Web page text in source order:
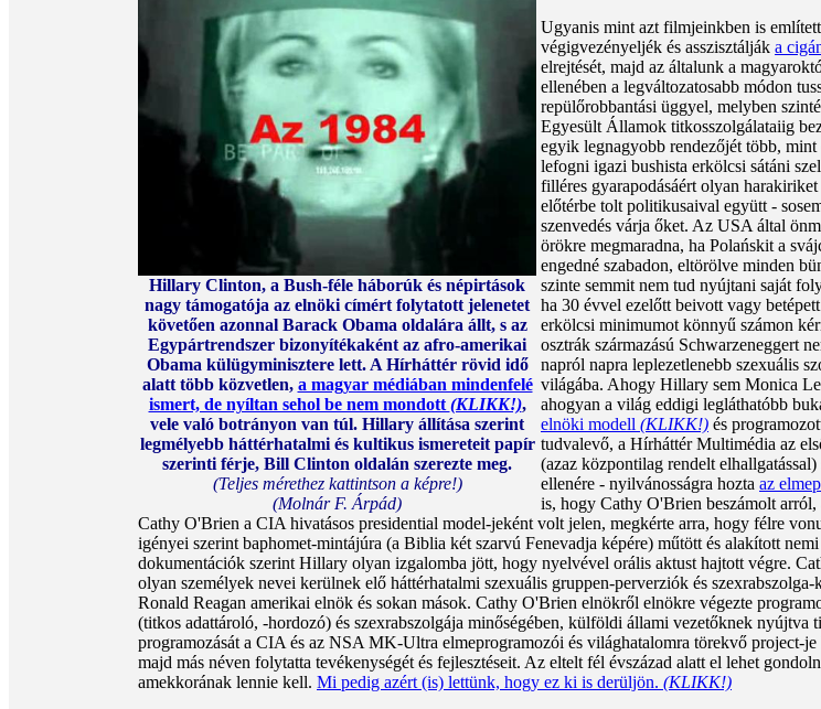
Hillary Clinton, a Bush-féle háborúk és népirtások
nagy támogatója az elnöki címért folytatott jelenetet
követően azonnal Barack Obama oldalára állt, s az
Egypártrendszer bizonyítékaként az afro-amerikai
Obama külügyminisztere lett. A Hírháttér rövid idő
alatt több közvetlen, a magyar médiában mindenfelé
ismert, de nyíltan sehol be nem mondott (KLIKK!),
vele való botrányon van túl. Hillary állítása szerint
legmélyebb háttérhatalmi és kultikus ismereteit papír
szerinti férje, Bill Clinton oldalán szerezte meg.
(Teljes mérethez kattintson a képre!)
(Molnár F. Árpád)
Ugyanis mint azt filmjeinkben is
végigvezényeljék és asszisztálják a
elrejtését, majd az általunk a
ellenében a legváltozatosabb módon
repülőrobbantási üggyel, melyben
Egyesült Államok titkosszolgálataiig
egyik legnagyobb rendezőjét több,
lefogni igazi bushista erkölcsi sátáni
filléres gyarapodásáért olyan
előtérbe tolt politikusaival együtt -
szenvedés várja őket. Az USA által
örökre megmaradna, ha Polańskit a
engedné szabadon, eltörölve minden
szinte semmit nem tud nyújtani saját
ha 30 évvel ezelőtt beivott vagy
erkölcsi minimumot könnyű számon
osztrák származású Schwarzeneggert
napról napra leplezetlenebb szexuális
világába. Ahogy Hillary sem Monica
ahogyan a világ eddigi legláthatóbb
elnöki modell (KLIKK!) és
tudvalevő, a Hírháttér Multimédia az
(azaz központilag rendelt
ellenére - nyilvánosságra hozta az
is, hogy Cathy O'Brien beszámolt
Cathy O'Brien a CIA hivatásos presidential model-jeként volt jelen, megkérte arra, hogy félre
igényei szerint baphomet-mintájúra (a Biblia két szarvú Fenevadja képére) műtött és alakított
dokumentációk szerint Hillary olyan izgalomba jött, hogy nyelvével orális aktust hajtott végre.
olyan személyek nevei kerülnek elő háttérhatalmi szexuális gruppen-perverziók és
Ronald Reagan amerikai elnök és sokan mások. Cathy O'Brien elnökről elnökre végezte
(titkos adattároló, -hordozó) és szexrabszolgája minőségében, külföldi állami vezetőknek nyújtva
programozását a CIA és az NSA MK-Ultra elmeprogramozói és világhatalomra törekvő
majd más néven folytatta tevékenységét és fejlesztéseit. Az eltelt fél évszázad alatt el lehet
amekkorának lennie kell. Mi pedig azért (is) lettünk, hogy ez ki is derüljön. (KLIKK!)